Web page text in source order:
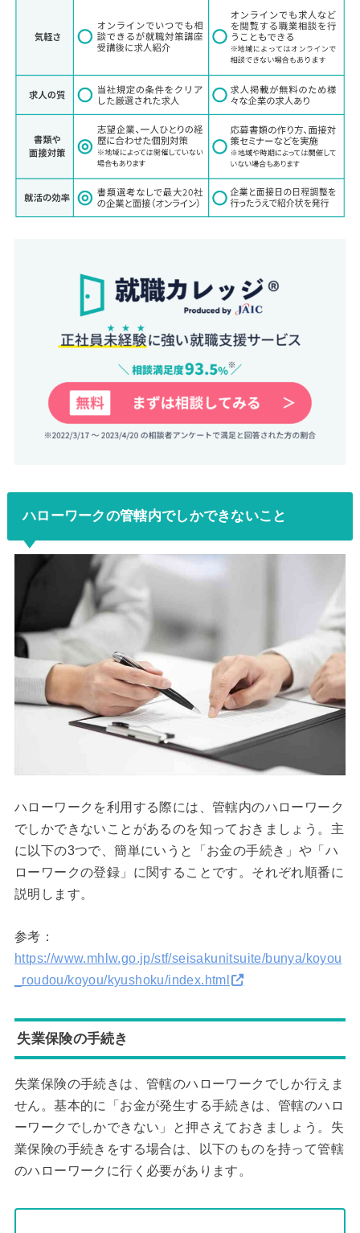
ハローワークの管轄内でしかできないこと
ハローワークを利用する際には、管轄内のハローワーク
でしかできないことがあるのを知っておきましょう。主
に以下の3つで、簡単にいうと「お金の手続き」や「ハ
ローワークの登録」に関することです。それぞれ順番に
説明します。
参考：
https://www.mhlw.go.jp/stf/seisakunitsuite/bunya/koyou
_roudou/koyou/kyushoku/index.html
失業保険の手続き
失業保険の手続きは、管轄のハローワークでしか行えま
せん。基本的に「お金が発生する手続きは、管轄のハロ
ーワークでしかできない」と押さえておきましょう。失
業保険の手続きをする場合は、以下のものを持って管轄
のハローワークに行く必要があります。